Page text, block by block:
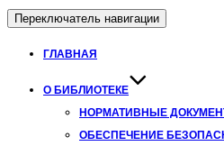
Переключатель навигации
ГЛАВНАЯ
О БИБЛИОТЕКЕ
НОРМАТИВНЫЕ
ОБЕСПЕЧЕНИЕ